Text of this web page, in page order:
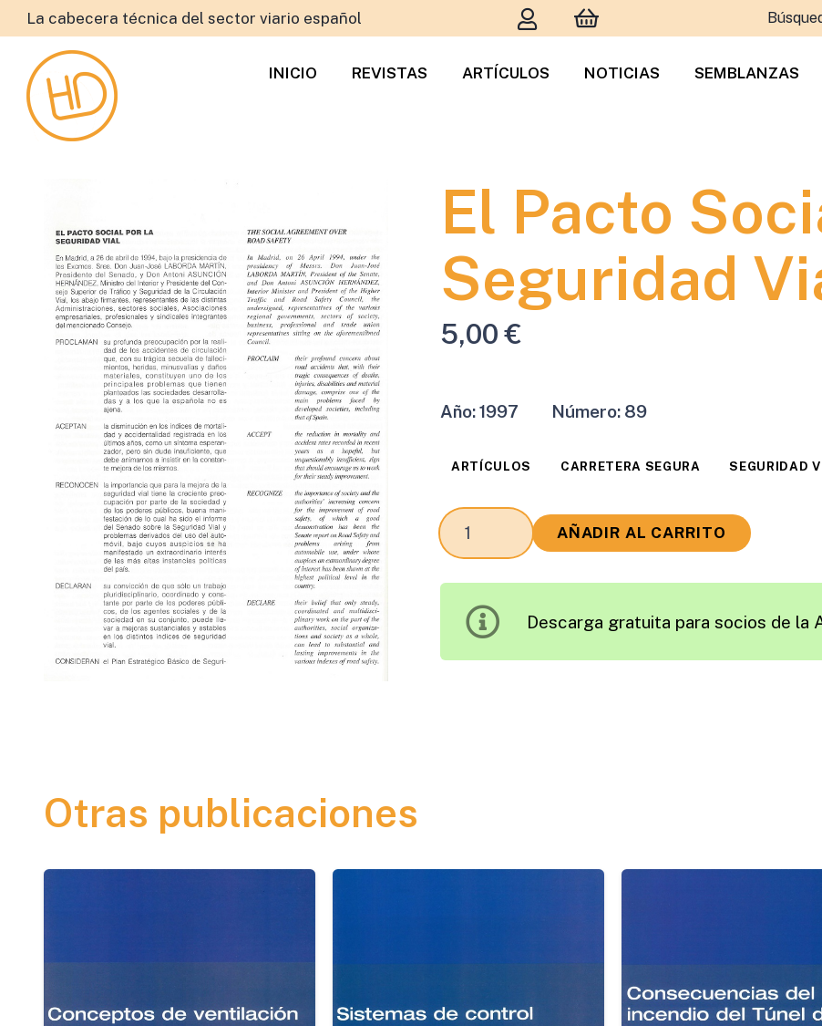
La cabecera técnica del sector viario español
INICIO REVISTAS ARTÍCULOS NOTICIAS SEMBLANZAS
El Pacto
Seguridad
5,00€
Año:1997 Número: 89
ARTÍCULOS CARRETERA SEGURA SEGURIDAD
El
Pacto
AÑADIR AL CARRITO
Descarga gratuita para socios de la
Otras publicaciones